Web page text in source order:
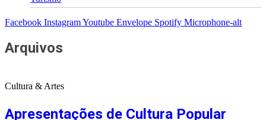
Facebook InstagramYoutube Envelope Spotify Microphone-alt
Arquivos
Cultura & Artes
Apresentações de Cultura Popular